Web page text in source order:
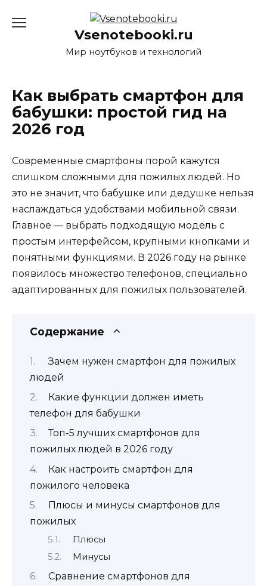
Vsenotebooki.ru
Мир ноутбуков и технологий
Как выбрать смартфон для
бабушки: простой гид на
2026 год
Современные смартфоны порой кажутся
слишком сложными для пожилых людей. Но
это не значит, что бабушке или дедушке нельзя
наслаждаться удобствами мобильной связи.
Главное — выбрать подходящую модель с
простым интерфейсом, крупными кнопками и
понятными функциями. В 2026 году на рынке
появилось множество телефонов, специально
адаптированных для пожилых пользователей.
Содержание
Зачем нужен смартфон для пожилых
людей
Какие функции должен иметь
телефон для бабушки
Топ-5 лучших смартфонов для
пожилых людей в 2026 году
Как настроить смартфон для
пожилого человека
Плюсы и минусы смартфонов для
пожилых
Плюсы
Минусы
Сравнение смартфонов для